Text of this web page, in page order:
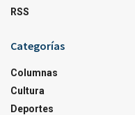
RSS
Categorías
Columnas
Cultura
Deportes